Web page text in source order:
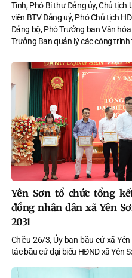
Tính, Phó Bí thư Đảng ủy, Chủ tịch
viên BTV Đảng uỷ, Phó Chủ tịch
Đảng bộ, Phó Trưởng ban Văn
Trưởng Ban quản lý các công trình
kỳ họp thứ hai HĐND xã Yên Sơn
Yên Sơn tổ chức tổng
đồng nhân dân xã Yên
2031
Chiều 26/3, Ủy ban bầu cử xã
tác bầu cử đại biểu HĐND xã Yên